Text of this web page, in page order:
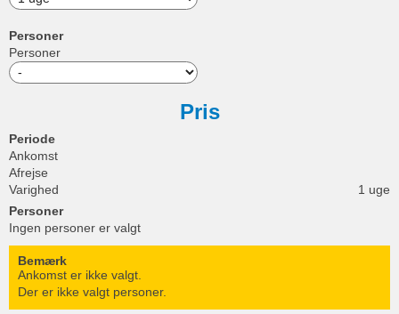
Personer
Personer
Pris
Periode
Ankomst
Afrejse
Varighed
1 uge
Personer
Ingen personer er valgt
Bemærk
Ankomst er ikke valgt.
Der er ikke valgt personer.